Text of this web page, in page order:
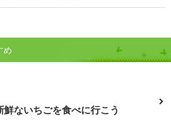
め
ないちごを食べに行こう